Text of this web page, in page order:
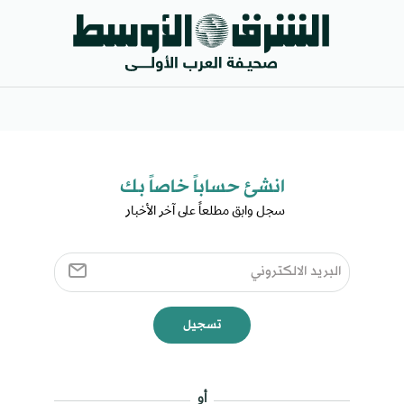
انشئ حساباً خاصاً بك​
سجل وابق مطلعاً على آخر الأخبار ​
تسجيل
أو